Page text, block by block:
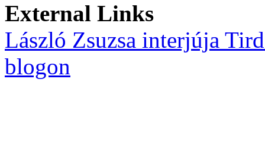
External Links
László Zsuzsa interjúja
blogon